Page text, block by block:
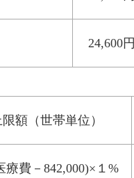
24,600円
額（世帯単位）
療費－842,000)×１%